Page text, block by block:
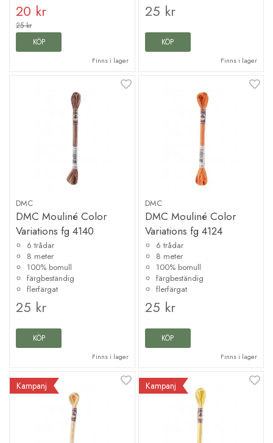
20 kr
25 kr
KÖP
Finns i lager
25 kr
KÖP
Finns i lager
DMC
DMC Mouliné Color
Variations fg 4140
6 trådar
8 meter
100% bomull
färgbeständig
flerfärgat
25 kr
KÖP
Finns i lager
DMC
DMC Mouliné Color
Variations fg 4124
6 trådar
8 meter
100% bomull
färgbeständig
flerfärgat
25 kr
KÖP
Finns i lager
Kampanj Kampanj